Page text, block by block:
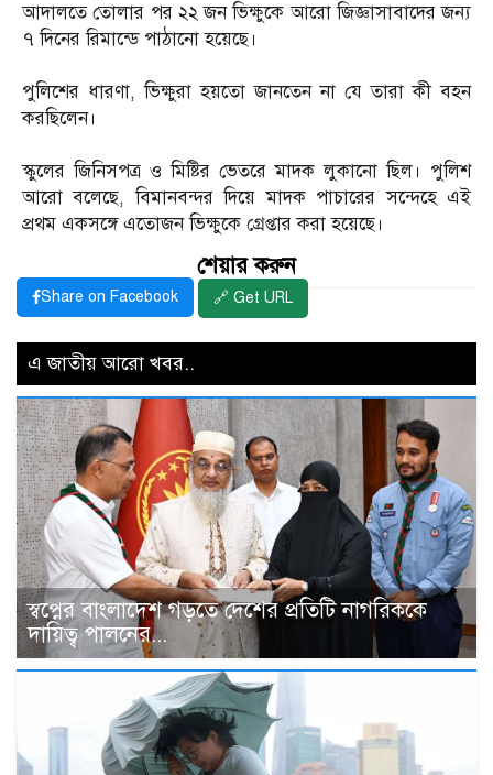
আদালতে তোলার পর ২২ জন ভিক্ষুকে আরো জিজ্ঞাসাবাদের জন্য
৭ দিনের রিমান্ডে পাঠানো হয়েছে।
পুলিশের ধারণা, ভিক্ষুরা হয়তো জানতেন না যে তারা কী বহন
করছিলেন।
স্কুলের জিনিসপত্র ও মিষ্টির ভেতরে মাদক লুকানো ছিল। পুলিশ
আরো বলেছে, বিমানবন্দর দিয়ে মাদক পাচারের সন্দেহে এই
প্রথম একসঙ্গে এতোজন ভিক্ষুকে গ্রেপ্তার করা হয়েছে।
শেয়ার করুন
Share on Facebook 🔗 Get URL
এ জাতীয় আরো খবর..
স্বপ্নের বাংলাদেশ গড়তে দেশের প্রতিটি নাগরিককে
দায়িত্ব পালনের...